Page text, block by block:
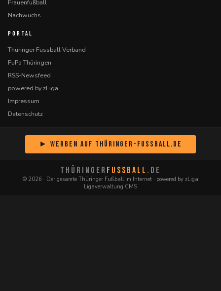
Frauenfußball
Nachwuchs
PORTAL
Thüringer Fussball Verband
FuPa Thüringen
RSS-Newsfeed
powered by zLiga
Impressum
Datenschutz
► Werben auf Thüringer-Fussball.de
THÜRINGER FUSSBALL .DE
© 2026 · Der gesamte Thüringer Fußball im Internet · powered by zLiga
Ligaverwaltung CMS